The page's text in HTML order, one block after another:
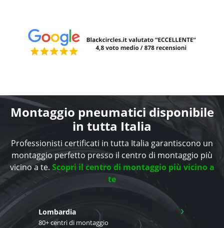
Montaggio pneumatici disponibile
in tutta Italia
Professionisti certificati in tutta Italia garantiscono un
montaggio perfetto presso il centro di montaggio più
vicino a te. Scopri il centro di montaggio più vicino a
te
Lombardia
80+ centri di montaggio
›